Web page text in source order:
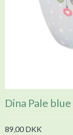
Dina Pale
89,00 DKK